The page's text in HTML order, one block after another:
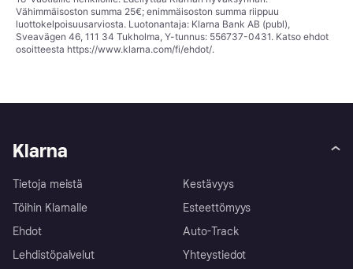
Vähimmäisoston summa 25€; enimmäisoston summa riippuu
luottokelpoisuusarviosta. Luotonantaja: Klarna Bank AB (publ),
Sveavägen 46, 111 34 Tukholma, Y-tunnus: 556737-0431. Katso ehdot
osoitteesta https://www.klarna.com/fi/ehdot/.
Klarna
Tietoja meistä
Töihin Klarnalle
Ehdot
Lehdistöpalvelut
Kestävyys
Esteettömyys
Auto-Track
Yhteystiedot